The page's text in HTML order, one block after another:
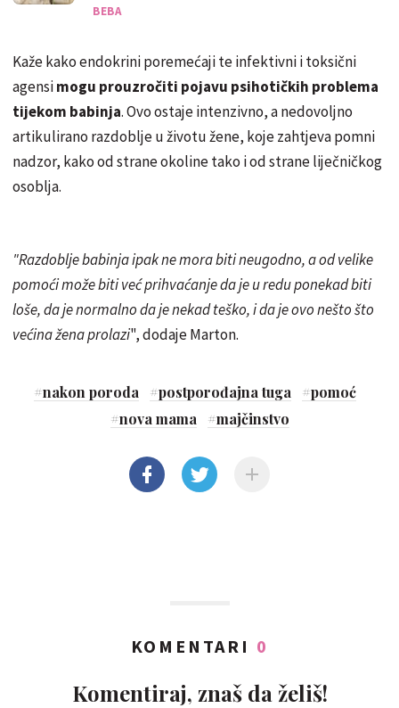
BEBA
Kaže kako endokrini poremećaji te infektivni i toksični
agensimogu prouzročiti pojavu psihotičkih problema
tijekom babinja. Ovo ostaje intenzivno, a nedovoljno
artikulirano razdoblje u životu žene, koje zahtjeva pomni
nadzor, kako od strane okoline tako i od strane liječničkog
osoblja.
"Razdoblje babinja ipak ne mora biti neugodno, a od velike
pomoći može biti već prihvaćanje da je u redu ponekad biti
loše, da je normalno da je nekad teško, i da je ovo nešto što
većina žena prolazi", dodaje Marton.
#nakon poroda #postporođajna tuga #pomoć
#nova mama #majčinstvo
KOMENTARI 0
Komentiraj, znaš da želiš!